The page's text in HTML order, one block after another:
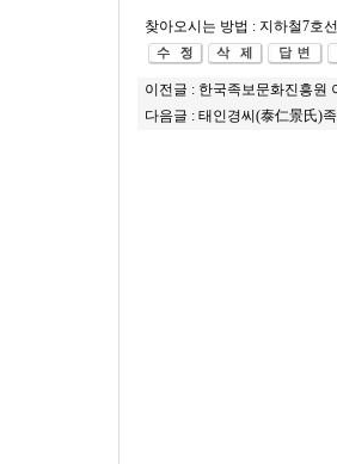
찾아오시는 방법 : 지하철7호
이전글 : 한국족보문화진흥원
다음글 : 태인경씨(泰仁景氏)